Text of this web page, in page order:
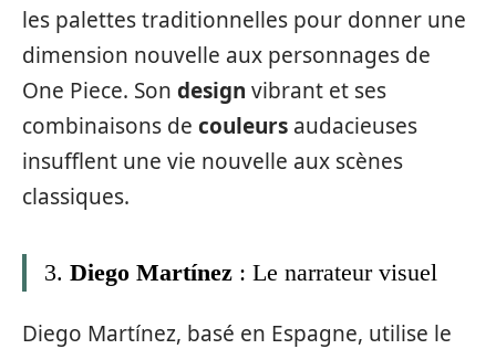
les palettes traditionnelles pour donner une
dimension nouvelle aux personnages de
One Piece. Son design vibrant et ses
combinaisons de couleurs audacieuses
insufflent une vie nouvelle aux scènes
classiques.
3. Diego Martínez : Le narrateur visuel
Diego Martínez, basé en Espagne, utilise le